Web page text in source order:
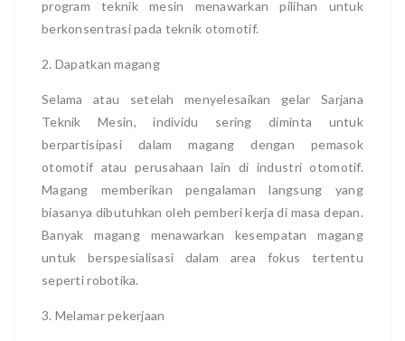
program teknik mesin menawarkan pilihan untuk
berkonsentrasi pada teknik otomotif.
2. Dapatkan magang
Selama atau setelah menyelesaikan gelar Sarjana
Teknik Mesin, individu sering diminta untuk
berpartisipasi dalam magang dengan pemasok
otomotif atau perusahaan lain di industri otomotif.
Magang memberikan pengalaman langsung yang
biasanya dibutuhkan oleh pemberi kerja di masa depan.
Banyak magang menawarkan kesempatan magang
untuk berspesialisasi dalam area fokus tertentu
seperti robotika.
3. Melamar pekerjaan